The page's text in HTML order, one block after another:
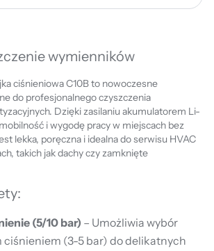
wymienników
ciśnieniowa C10B to nowoczesne
do profesjonalnego czyszczenia
Dzięki zasilaniu akumulatorem Li-
i wygodę pracy w miejscach bez
lekka, poręczna i idealna do serwisu HVAC
takich jak dachy czy zamknięte
(5/10 bar) – Umożliwia wybór
ciśnieniem (3-5 bar) do delikatnych